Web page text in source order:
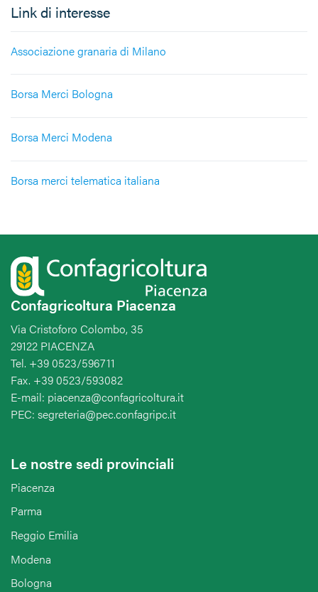
Link di interesse
Associazione granaria di Milano
Borsa Merci Bologna
Borsa Merci Modena
Borsa merci telematica italiana
Confagricoltura Piacenza
Via Cristoforo Colombo, 35
29122 PIACENZA
Tel. +39 0523/596711
Fax. +39 0523/593082
E-mail: piacenza@confagricoltura.it
PEC: segreteria@pec.confagripc.it
Le nostre sedi provinciali
Piacenza
Parma
Reggio Emilia
Modena
Bologna